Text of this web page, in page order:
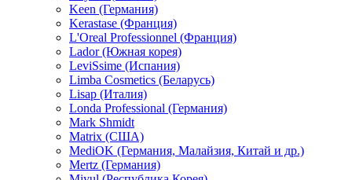
Keen (Германия)
Kerastase (Франция)
L'Oreal Professionnel (Франция)
Lador (Южная корея)
LeviSsime (Испания)
Limba Cosmetics (Беларусь)
Lisap (Италия)
Londa Professional (Германия)
Mark Shmidt
Matrix (США)
MediOK (Германия, Малайзия, Китай и др.)
Mertz (Германия)